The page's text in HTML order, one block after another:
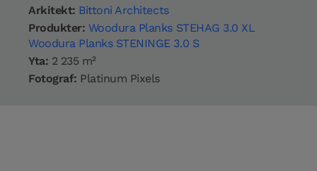
Arkitekt: Bittoni Architects
Produkter: Woodura Planks STEHAG 3.0 XL
Woodura Planks STENINGE 3.0 S
Yta: 2 235 m²
Fotograf: Platinum Pixels